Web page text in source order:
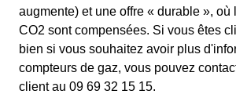
augmente) et une offre « durable », où
CO2 sont compensées. Si vous êtes
bien si vous souhaitez avoir plus
compteurs de gaz, vous pouvez
client au 09 69 32 15 15.